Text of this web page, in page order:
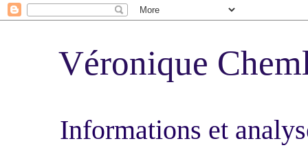
Véronique
Informations et